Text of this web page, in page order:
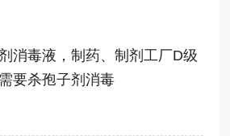
消毒液，制药、制剂工厂D级
要杀孢子剂消毒